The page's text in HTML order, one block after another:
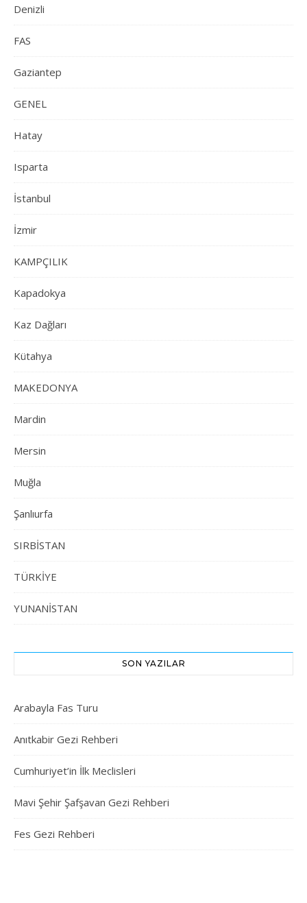
Denizli
FAS
Gaziantep
GENEL
Hatay
Isparta
İstanbul
İzmir
KAMPÇILIK
Kapadokya
Kaz Dağları
Kütahya
MAKEDONYA
Mardin
Mersin
Muğla
Şanlıurfa
SIRBİSTAN
TÜRKİYE
YUNANİSTAN
SON YAZILAR
Arabayla Fas Turu
Anıtkabir Gezi Rehberi
Cumhuriyet’in İlk Meclisleri
Mavi Şehir Şafşavan Gezi Rehberi
Fes Gezi Rehberi